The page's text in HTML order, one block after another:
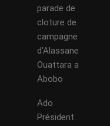
parade de
cloture de
campagne
d’Alassane
Ouattara a
Abobo
Ado
Président